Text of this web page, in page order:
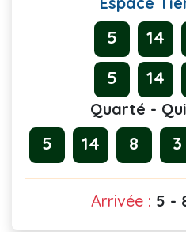
5 14
5
14
Quarté -
5 14 8 3
Arrivée : 5 -